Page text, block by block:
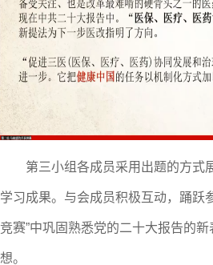
第三小组各成员采用出题的方式
学习成果。与会成员积极互动，踊跃
竞赛”中巩固熟悉党的二十大报告的
想。